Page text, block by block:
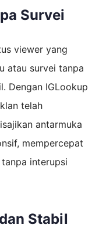
Survei
viewer yang
atau survei tanpa
Dengan IGLookup
telah
antarmuka
mempercepat
interupsi
Stabil